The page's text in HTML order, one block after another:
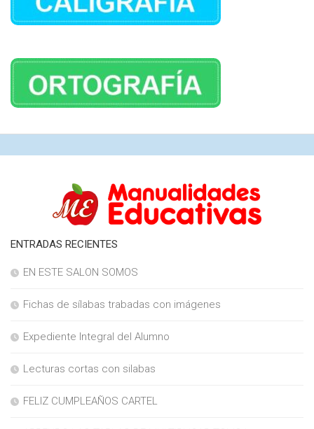
ENTRADAS RECIENTES
EN ESTE SALON SOMOS
Fichas de sílabas trabadas con imágenes
Expediente Integral del Alumno
Lecturas cortas con silabas
FELIZ CUMPLEAÑOS CARTEL